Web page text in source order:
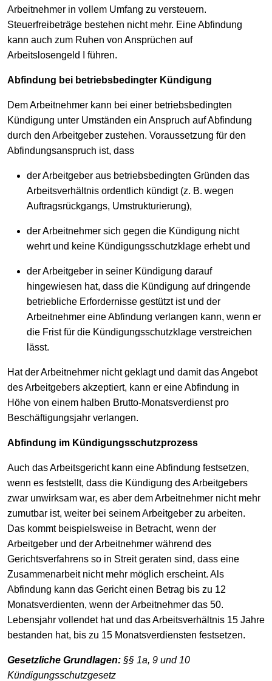
Arbeitnehmer in vollem Umfang zu versteuern.
Steuerfreibeträge bestehen nicht mehr. Eine Abfindung
kann auch zum Ruhen von Ansprüchen auf
Arbeitslosengeld I führen.
Abfindung bei betriebsbedingter Kündigung
Dem Arbeitnehmer kann bei einer betriebsbedingten
Kündigung unter Umständen ein Anspruch auf Abfindung
durch den Arbeitgeber zustehen. Voraussetzung für den
Abfindungsanspruch ist, dass
der Arbeitgeber aus betriebsbedingten Gründen das
Arbeitsverhältnis ordentlich kündigt (z. B. wegen
Auftragsrückgangs, Umstrukturierung),
der Arbeitnehmer sich gegen die Kündigung nicht
wehrt und keine Kündigungsschutzklage erhebt und
der Arbeitgeber in seiner Kündigung darauf
hingewiesen hat, dass die Kündigung auf dringende
betriebliche Erfordernisse gestützt ist und der
Arbeitnehmer eine Abfindung verlangen kann, wenn er
die Frist für die Kündigungsschutzklage verstreichen
lässt.
Hat der Arbeitnehmer nicht geklagt und damit das Angebot
des Arbeitgebers akzeptiert, kann er eine Abfindung in
Höhe von einem halben Brutto-Monatsverdienst pro
Beschäftigungsjahr verlangen.
Abfindung im Kündigungsschutzprozess
Auch das Arbeitsgericht kann eine Abfindung festsetzen,
wenn es feststellt, dass die Kündigung des Arbeitgebers
zwar unwirksam war, es aber dem Arbeitnehmer nicht mehr
zumutbar ist, weiter bei seinem Arbeitgeber zu arbeiten.
Das kommt beispielsweise in Betracht, wenn der
Arbeitgeber und der Arbeitnehmer während des
Gerichtsverfahrens so in Streit geraten sind, dass eine
Zusammenarbeit nicht mehr möglich erscheint. Als
Abfindung kann das Gericht einen Betrag bis zu 12
Monatsverdienten, wenn der Arbeitnehmer das 50.
Lebensjahr vollendet hat und das Arbeitsverhältnis 15 Jahre
bestanden hat, bis zu 15 Monatsverdiensten festsetzen.
Gesetzliche Grundlagen: §§ 1a, 9 und 10
Kündigungsschutzgesetz